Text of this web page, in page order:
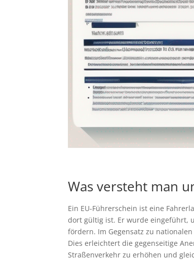
Was versteht man
Ein EU-Führerschein ist eine
dort gültig ist. Er wurde eingeführt,
fördern. Im Gegensatz zu
Dies erleichtert die gegenseitige
Straßenverkehr zu erhöhen und